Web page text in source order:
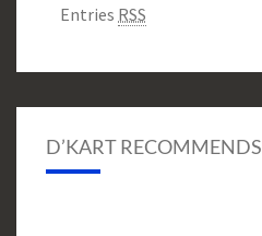
Entries RSS
D’KART RECOMMENDS